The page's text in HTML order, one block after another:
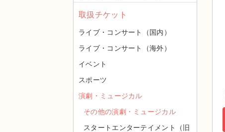
取扱チケット
ライブ・コンサート（国内）
ライブ・コンサート（海外）
イベント
スポーツ
演劇・ミュージカル
その他の演劇・ミュージカル
スタートエンターテイメント（旧